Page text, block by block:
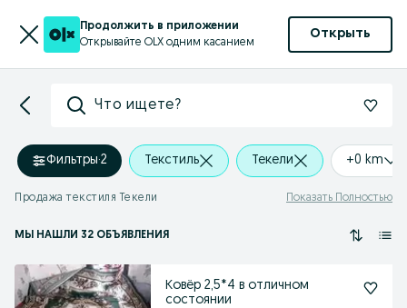
Продолжить в приложении
Открывайте OLX одним касанием
Открыть
Что ищете?
Фильтры·2 Текстиль Текели +0 km
Продажа текстиля Текели Показать Полностью
МЫ НАШЛИ 32 ОБЪЯВЛЕНИЯ
Ковёр 2,5*4 в отличном
состоянии